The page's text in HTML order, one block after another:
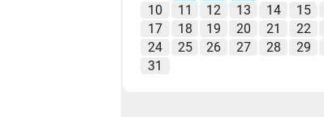
10
11 12 13 14
15
17
18 19 20 21
22
24
25 26 27 28
29
31